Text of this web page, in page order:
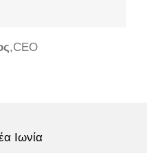
,CEO
Εμπορικός Διευθυντής
Ιωνία